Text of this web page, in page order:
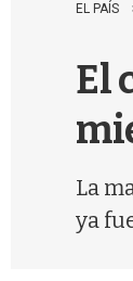
EL PAÍS
El
La
ya